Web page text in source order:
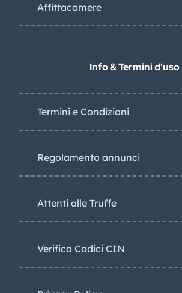
Affittacamere
Info & Termini d'uso
Termini e Condizioni
Regolamento annunci
Attenti alle Truffe
Verifica Codici CIN